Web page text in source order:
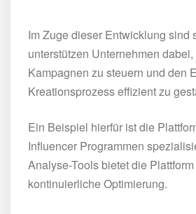
Im Zuge dieser Entwicklung
unterstützen Unternehmen
Kampagnen zu steuern und den
Kreationsprozess effizient zu
Ein Beispiel hierfür ist die
Influencer Programmen
Analyse-Tools bietet die
kontinuierliche Optimierung.